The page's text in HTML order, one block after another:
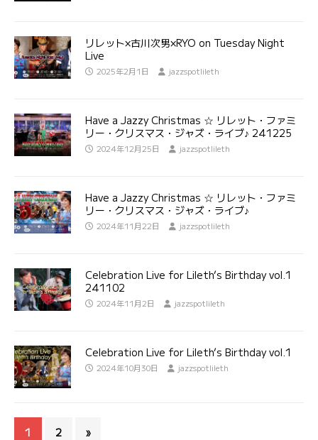
リレット×古川次男×RYO on Tuesday Night
Live
2025年2月1日 jazzspotlileth
Have a Jazzy Christmas ☆ リレット・ファミ
リー・クリスマス・ジャズ・ライブ♪ 241225
2024年12月25日 jazzspotlileth
Have a Jazzy Christmas ☆ リレット・ファミ
リー・クリスマス・ジャズ・ライブ♪
2024年11月22日 jazzspotlileth
Celebration Live for Lileth’s Birthday vol.1
241102
2024年11月2日 jazzspotlileth
Celebration Live for Lileth’s Birthday vol.1
2024年10月30日 jazzspotlileth
1 2 »